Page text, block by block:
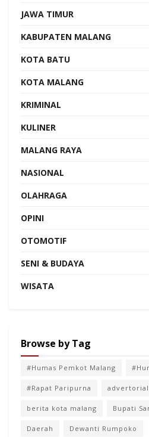
JAWA TIMUR
KABUPATEN MALANG
KOTA BATU
KOTA MALANG
KRIMINAL
KULINER
MALANG RAYA
NASIONAL
OLAHRAGA
OPINI
OTOMOTIF
SENI & BUDAYA
WISATA
Browse by Tag
#Humas Pemkot Malang
#Rapat Paripurna advertorial
berita kota malang Bupati
Daerah Dewanti Rumpoko